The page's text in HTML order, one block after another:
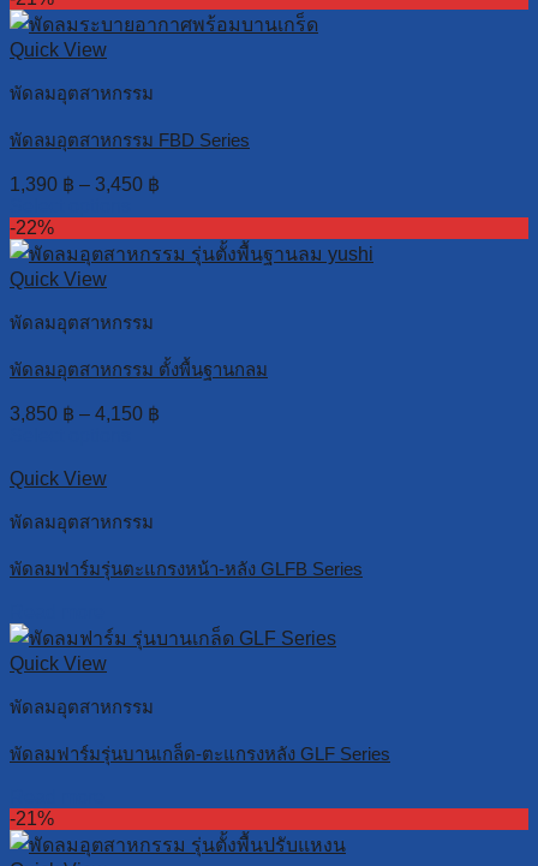
Quick View
พัดลมอุตสาหกรรม
พัดลมอุตสาหกรรม FBD Series
1,390 ฿ – 3,450 ฿
-22%
Quick View
พัดลมอุตสาหกรรม
พัดลมอุตสาหกรรม ตั้งพื้นฐานกลม
3,850 ฿ – 4,150 ฿
Quick View
พัดลมอุตสาหกรรม
พัดลมฟาร์มรุ่นตะแกรงหน้า-หลัง GLFB Series
Quick View
พัดลมอุตสาหกรรม
พัดลมฟาร์มรุ่นบานเกล็ด-ตะแกรงหลัง GLF Series
-21%